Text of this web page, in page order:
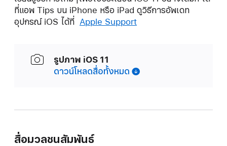
ที่แอพ Tips บน iPhone หรือ iPad ดูวิธีการอัพเดท
อุปกรณ์ iOS ได้ที่ Apple Support
รูปภาพ iOS 11
ดาวน์โหลดสื่อทั้งหมด
สื่อมวลชนสัมพันธ์